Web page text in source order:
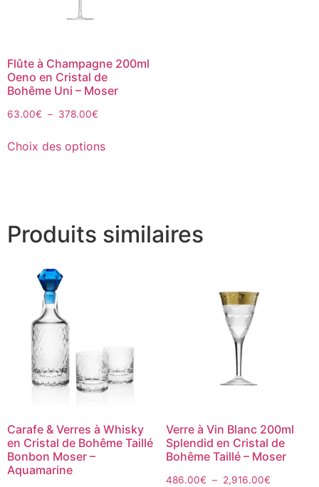
Flûte à Champagne 200ml
Oeno en Cristal de
Bohême Uni – Moser
63.00€ – 378.00€
Choix des options
Produits similaires
Carafe & Verres à Whisky
en Cristal de Bohême Taillé
Bonbon Moser –
Aquamarine
Verre à Vin Blanc 200ml
Splendid en Cristal de
Bohême Taillé – Moser
486.00€ – 2,916.00€